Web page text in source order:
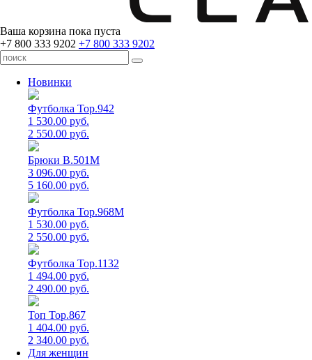
Ваша корзина пока пуста
+7 800 333 9202 +7 800 333 9202
Новинки
Футболка Top.942
1 530.00 руб.
2 550.00 руб.
Брюки B.501M
3 096.00 руб.
5 160.00 руб.
Футболка Top.968M
1 530.00 руб.
2 550.00 руб.
Футболка Top.1132
1 494.00 руб.
2 490.00 руб.
Топ Top.867
1 404.00 руб.
2 340.00 руб.
Для женщин